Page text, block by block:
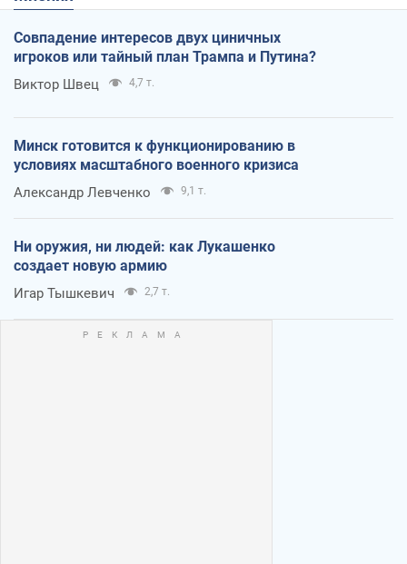
Совпадение интересов двух циничных
игроков или тайный план Трампа и Путина?
Виктор Швец 4,7 т.
Минск готовится к функционированию в
условиях масштабного военного кризиса
Александр Левченко 9,1 т.
Ни оружия, ни людей: как Лукашенко
создает новую армию
Игар Тышкевич 2,7 т.